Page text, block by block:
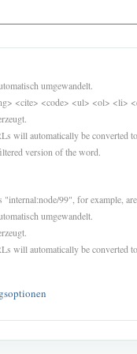
umgewandelt.
<cite> <code> <ul> <ol> <li>
will automatically be converted
version of the word.
99", for example,
umgewandelt.
will automatically be converted